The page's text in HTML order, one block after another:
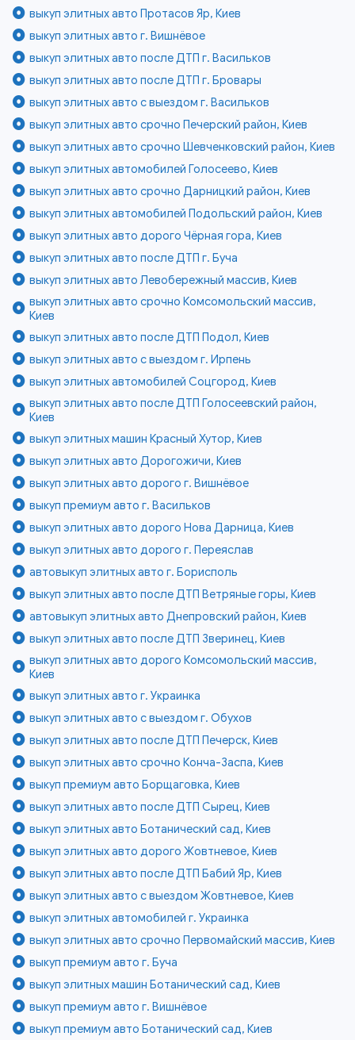
выкуп элитных авто Протасов Яр, Киев
выкуп элитных авто г. Вишнёвое
выкуп элитных авто после ДТП г. Васильков
выкуп элитных авто после ДТП г. Бровары
выкуп элитных авто с выездом г. Васильков
выкуп элитных авто срочно Печерский район, Киев
выкуп элитных авто срочно Шевченковский район, Киев
выкуп элитных автомобилей Голосеево, Киев
выкуп элитных авто срочно Дарницкий район, Киев
выкуп элитных автомобилей Подольский район, Киев
выкуп элитных авто дорого Чёрная гора, Киев
выкуп элитных авто после ДТП г. Буча
выкуп элитных авто Левобережный массив, Киев
выкуп элитных авто срочно Комсомольский массив,
Киев
выкуп элитных авто после ДТП Подол, Киев
выкуп элитных авто с выездом г. Ирпень
выкуп элитных автомобилей Соцгород, Киев
выкуп элитных авто после ДТП Голосеевский район,
Киев
выкуп элитных машин Красный Хутор, Киев
выкуп элитных авто Дорогожичи, Киев
выкуп элитных авто дорого г. Вишнёвое
выкуп премиум авто г. Васильков
выкуп элитных авто дорого Нова Дарница, Киев
выкуп элитных авто дорого г. Переяслав
автовыкуп элитных авто г. Борисполь
выкуп элитных авто после ДТП Ветряные горы, Киев
автовыкуп элитных авто Днепровский район, Киев
выкуп элитных авто после ДТП Зверинец, Киев
выкуп элитных авто дорого Комсомольский массив,
Киев
выкуп элитных авто г. Украинка
выкуп элитных авто с выездом г. Обухов
выкуп элитных авто после ДТП Печерск, Киев
выкуп элитных авто срочно Конча-Заспа, Киев
выкуп премиум авто Борщаговка, Киев
выкуп элитных авто после ДТП Сырец, Киев
выкуп элитных авто Ботанический сад, Киев
выкуп элитных авто дорого Жовтневое, Киев
выкуп элитных авто после ДТП Бабий Яр, Киев
выкуп элитных авто с выездом Жовтневое, Киев
выкуп элитных автомобилей г. Украинка
выкуп элитных авто срочно Первомайский массив, Киев
выкуп премиум авто г. Буча
выкуп элитных машин Ботанический сад, Киев
выкуп премиум авто г. Вишнёвое
выкуп премиум авто Ботанический сад, Киев